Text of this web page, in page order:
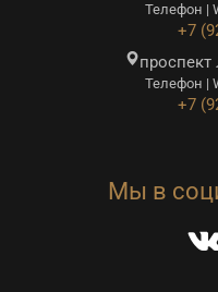
Телефон |
+7
проспект
Телефон |
+7
Мы в